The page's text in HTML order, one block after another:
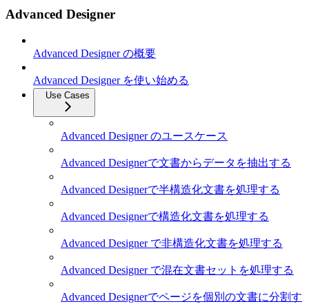
Advanced Designer
Advanced Designer の概要
Advanced Designer を使い始める
Use Cases
Advanced Designer のユースケース
Advanced Designerで文書からデータを抽出する
Advanced Designerで半構造化文書を処理する
Advanced Designerで構造化文書を処理する
Advanced Designer で非構造化文書を処理する
Advanced Designer で混在文書セットを処理する
Advanced Designerでページを個別の文書に分割す